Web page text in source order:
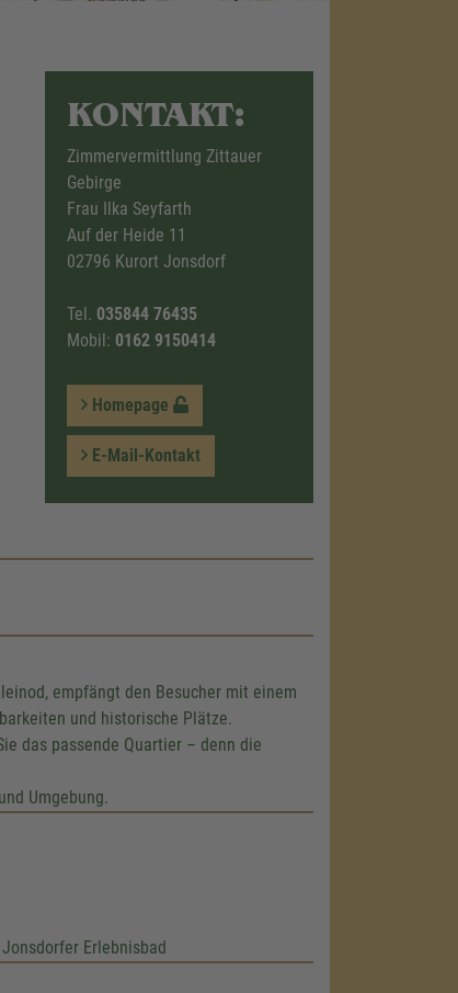
KONTAKT:
Zimmervermittlung Zittauer
Gebirge
Frau Ilka Seyfarth
Auf der Heide 11
02796 Kurort Jonsdorf
Tel. 035844 76435
Mobil: 0162 9150414
Homepage
E-Mail-Kontakt
empfängt den Besucher mit einem
und historische Plätze.
das passende Quartier – denn die
Umgebung.
Erlebnisbad